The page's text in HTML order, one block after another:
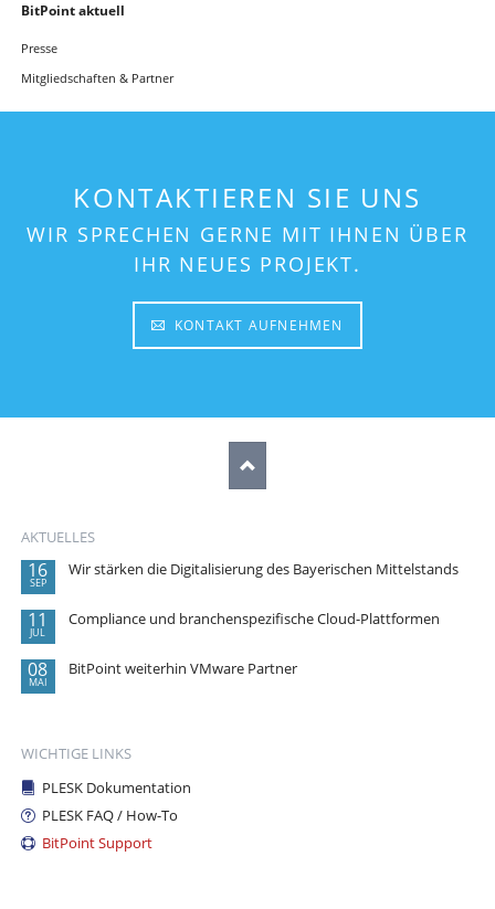
BitPoint aktuell
überspringen
Presse
Mitgliedschaften & Partner
KONTAKTIEREN SIE UNS
WIR SPRECHEN GERNE MIT IHNEN ÜBER
IHR NEUES PROJEKT.
KONTAKT AUFNEHMEN
AKTUELLES
16
SEP
Wir stärken die Digitalisierung des Bayerischen Mittelstands
11
JUL
Compliance und branchenspezifische Cloud-Plattformen
08
MAI
BitPoint weiterhin VMware Partner
WICHTIGE LINKS
PLESK Dokumentation
PLESK FAQ / How-To
BitPoint Support